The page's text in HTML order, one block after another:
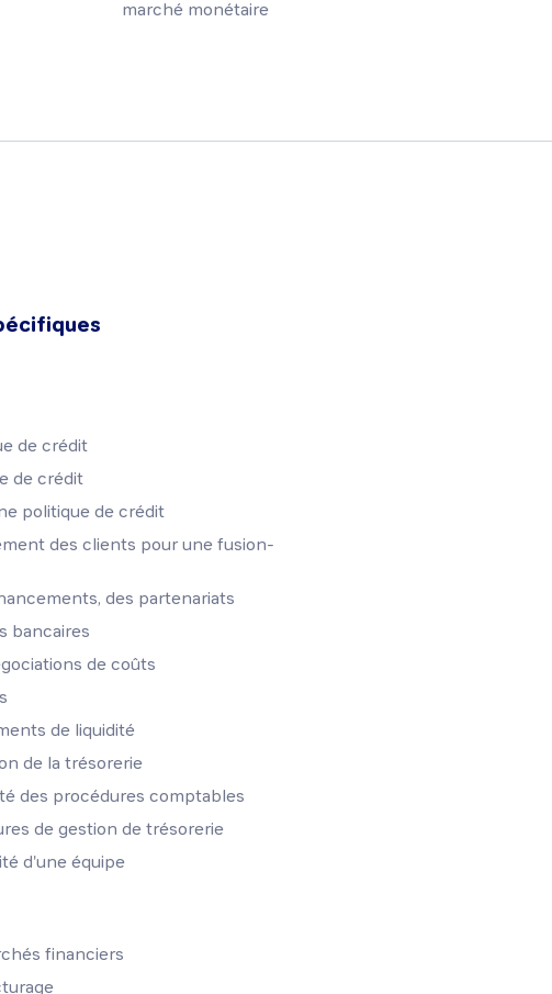
marché monétaire
de crédit
de crédit
politique de crédit
des clients pour une fusion-
des partenariats
bancaires
de coûts
de liquidité
de la trésorerie
des procédures comptables
de gestion de trésorerie
d'une équipe
financiers